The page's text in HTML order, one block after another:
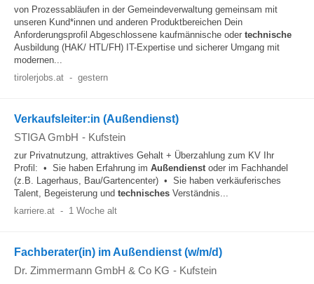
von Prozessabläufen in der Gemeindeverwaltung gemeinsam mit
unseren Kund*innen und anderen Produktbereichen Dein
Anforderungsprofil Abgeschlossene kaufmännische oder technische
Ausbildung (HAK/ HTL/FH) IT-Expertise und sicherer Umgang mit
modernen...
tirolerjobs.at - gestern
Verkaufsleiter:in (Außendienst)
STIGA GmbH - Kufstein
zur Privatnutzung, attraktives Gehalt + Überzahlung zum KV Ihr
Profil: • Sie haben Erfahrung im Außendienstoder im Fachhandel
(z.B. Lagerhaus, Bau/Gartencenter) • Sie haben verkäuferisches
Talent, Begeisterung und technisches Verständnis...
karriere.at - 1 Woche alt
Fachberater(in) im Außendienst (w/m/d)
Dr. Zimmermann GmbH & Co KG - Kufstein